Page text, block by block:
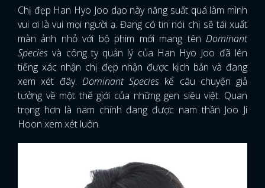
Chị đẹp Han Hyo Joo dạo này năng suất quá làm mình
vui ơi là vui mọi người ạ. Đang có tin nói chị sẽ tái xuất
màn ảnh nhỏ với bộ phim mới mang tên Dominant
Species và công ty quản lý của Han Hyo Joo đã lên
tiếng xác nhận chị đẹp nhận được kịch bản và đang
xem xét đây. Dominant Species kể câu chuyện giả
tưởng về một thế giới của những gen siêu việt. Quan
trọng hơn là nam chính đang được nam thần Joo Ji
Hoon xem xét luôn.